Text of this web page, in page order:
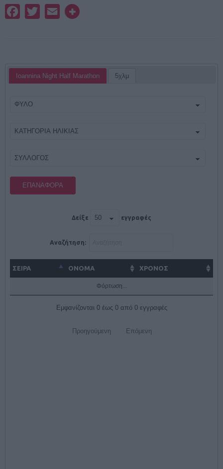
FacebookTwitterEmail
Ioannina Night Half Marathon 5χλμ
ΕΠΑΝΑΦΟΡΆ
Δείξε εγγραφές
Αναζήτηση:
ΣΕΙΡΑ ΌΝΟΜΑ ΧΡΟΝΟΣ
Φόρτωση...
Εμφανίζονται 0 έως 0 από 0 εγγραφές
Προηγούμενη Επόμενη